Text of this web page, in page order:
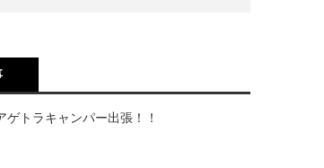
ゲトラキャンパー出張！！